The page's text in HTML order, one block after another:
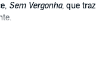
Sem Vergonha, que
intacta mesmo após
caminho, ela e Ryker -